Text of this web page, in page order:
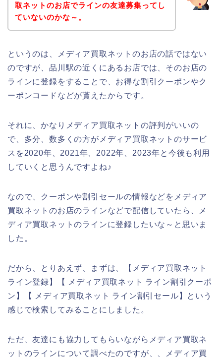
取ネットのお店でラインの友達募集ってし
ていないのかな～。
というのは、メディア買取ネットのお店の話ではない
のですが、品川駅の近くにあるお店では、そのお店の
ラインに登録をすることで、お得な割引クーポンやク
ーポンコードなどが貰えたからです。
それに、かなりメディア買取ネットの評判がいいの
で、多分、数多くの方がメディア買取ネットのサービ
スを2020年、2021年、2022年、2023年と今後も利用
していくと思うんですよね♪
なので、クーポンや割引セールの情報などをメディア
買取ネットのお店のラインなどで配信していたら、メ
ディア買取ネットのラインに登録したいな～と思いま
した。
だから、とりあえず、まずは、【メディア買取ネット
ライン登録】【 メディア買取ネット ライン割引クーポ
ン】【 メディア買取ネット ライン割引セール】という
感じで検索してみることにしました。
ただ、友達にも協力してもらいながらメディア買取ネ
ットのラインについて調べたのですが、、メディア買